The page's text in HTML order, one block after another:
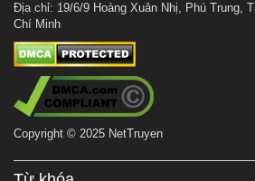
Địa chỉ: 19/6/9 Hoàng Xuân Nhị, Phú Trung,
Chí Minh
Copyright © 2025 NetTruyen